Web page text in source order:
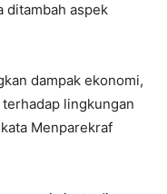
ditambah aspek
dampak ekonomi,
lingkungan
Menparekraf